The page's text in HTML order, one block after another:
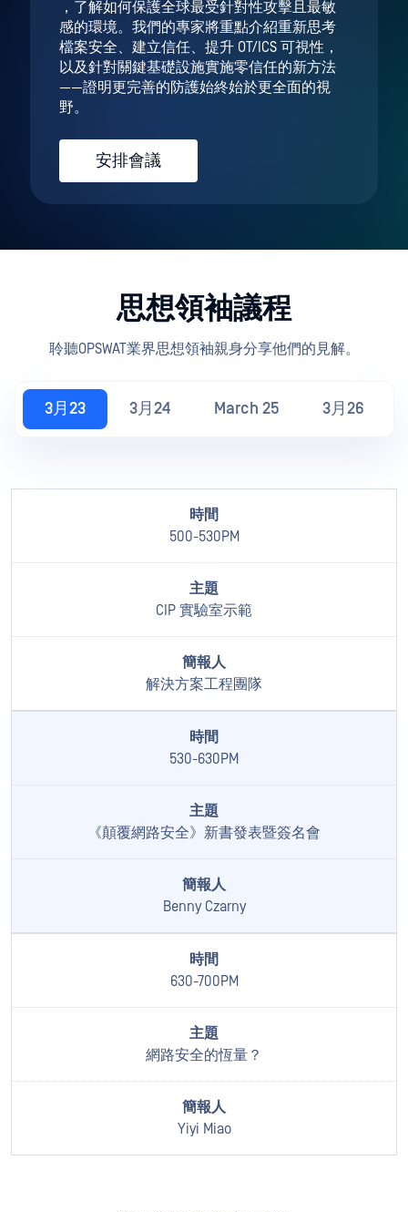
，了解如何保護全球最受針對性攻擊且最敏
感的環境。我們的專家將重點介紹重新思考
檔案安全、建立信任、提升 OT/ICS 可視性，
以及針對關鍵基礎設施實施零信任的新方法
——證明更完善的防護始終始於更全面的視
野。
安排會議
思想領袖議程
聆聽OPSWAT業界思想領袖親身分享他們的見解。
3月23 3月24 March 25 3月26
500-530PM
CIP 實驗室示範
解決方案工程團隊
530-630PM
《顛覆網路安全》新書發表暨簽名會
Benny Czarny
630-700PM
網路安全的恆量？
Yiyi Miao